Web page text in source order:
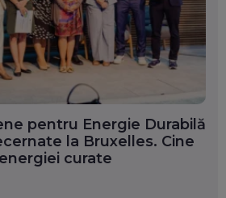
pentru Energie Durabilă
la Bruxelles. Cine
curate